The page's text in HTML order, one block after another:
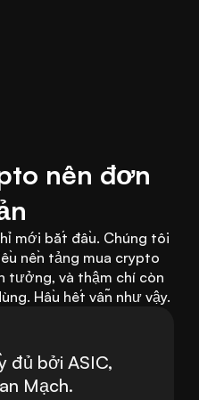
nên đơn
mới bắt đầu. Chúng tôi
nền tảng mua crypto
tưởng, và thậm chí còn
Hầu hết vẫn như vậy.
đủ bởi ASIC,
Mạch.